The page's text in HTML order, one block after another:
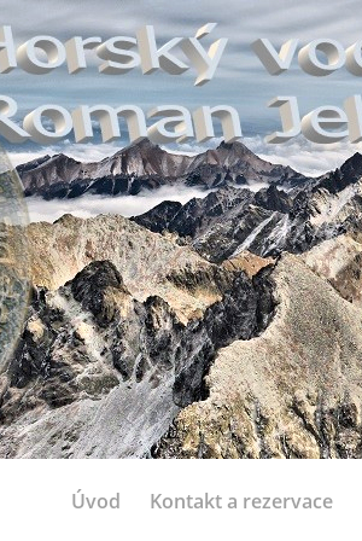
Úvod Kontakt a rezervace